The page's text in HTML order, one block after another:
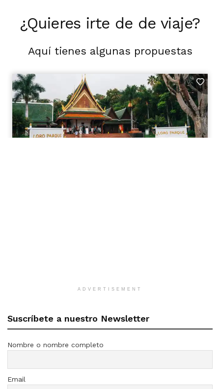
¿Quieres irte de de viaje?
Aquí tienes algunas propuestas
ADVERTISEMENT
Suscríbete a nuestro Newsletter
Nombre o nombre completo
Email